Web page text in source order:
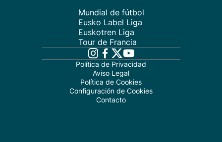
Mundial de fútbol
Eusko Label Liga
Euskotren Liga
Tour de Francia
Política de Privacidad
Aviso Legal
Política de Cookies
Configuración de Cookies
Contacto